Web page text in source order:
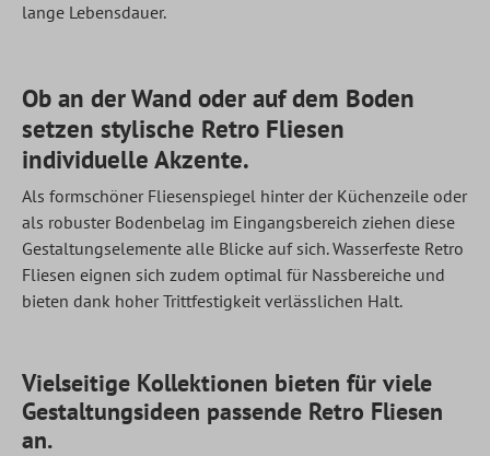
lange Lebensdauer.
Ob an der Wand oder auf dem Boden
setzen stylische Retro Fliesen
individuelle Akzente.
Als formschöner Fliesenspiegel hinter der Küchenzeile oder
als robuster Bodenbelag im Eingangsbereich ziehen diese
Gestaltungselemente alle Blicke auf sich. Wasserfeste Retro
Fliesen eignen sich zudem optimal für Nassbereiche und
bieten dank hoher Trittfestigkeit verlässlichen Halt.
Vielseitige Kollektionen bieten für viele
Gestaltungsideen passende Retro Fliesen
an.